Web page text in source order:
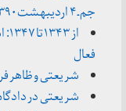
جم ـ ۴ اردیبهشت ۱۳۹۰)
فعال
شریعتی و ظاهر فریبنده‌اش
شریعتی در دادگاه